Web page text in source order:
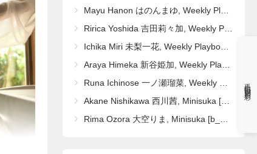
手机扫码更精彩
Mayu Hanon はのんまゆ, Weekly Playboy 2025 No.16 (週刊プレイボーイ 2025年16号)
Ririca Yoshida 吉田莉々加, Weekly Playboy 2025 No.16 (週刊プレイボーイ 2025年16号)
Ichika Miri 未梨一花, Weekly Playboy 2025 No.16 (週刊プレイボーイ 2025年16号)
Araya Himeka 新谷姫加, Weekly Playboy 2025 No.16 (週刊プレイボーイ 2025年16号)
Runa Ichinose 一ノ瀬瑠菜, Weekly Playboy 2025 No.16 (週刊プレイボーイ 2025年16号)
Akane Nishikawa 西川茜, Minisuka [b_gen_ppv01_nishikawa_a14]
Rima Ozora 大空りま, Minisuka [b_gen_ppv01_ozora_r16]